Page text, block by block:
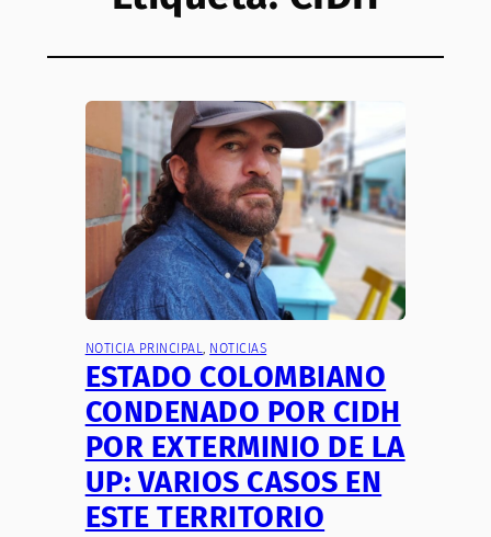
NOTICIA PRINCIPAL, NOTICIAS
ESTADO COLOMBIANO
CONDENADO POR CIDH
POR EXTERMINIO DE LA
UP: VARIOS CASOS EN
ESTE TERRITORIO